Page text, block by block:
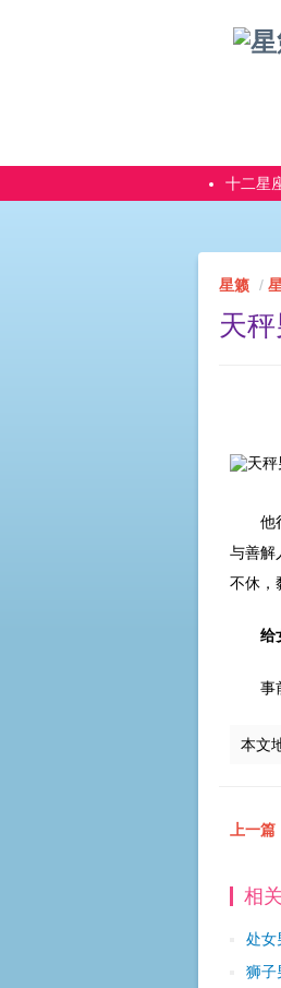
十二星
星籁
天
他
与善解
不休，
给
事
本文
上一篇
相
处女
狮子